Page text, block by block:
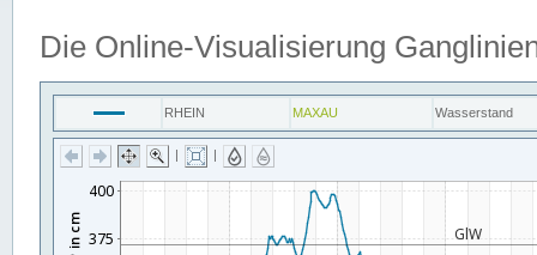
Die Online-Visualisierung